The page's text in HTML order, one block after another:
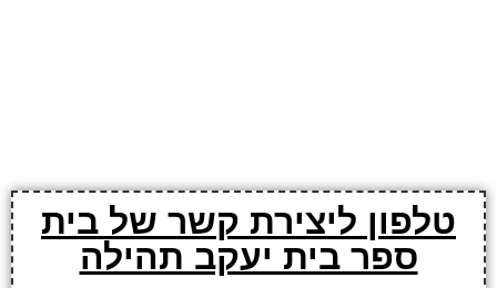
טלפון ליצירת קשר של בית
ספר בית יעקב תהילה